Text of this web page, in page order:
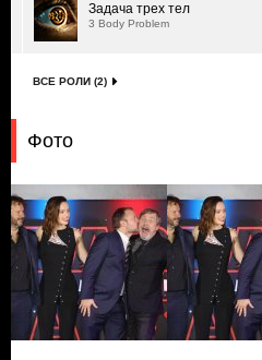
Задача трех тел
3 Body Problem
ВСЕ РОЛИ (2)
Фото